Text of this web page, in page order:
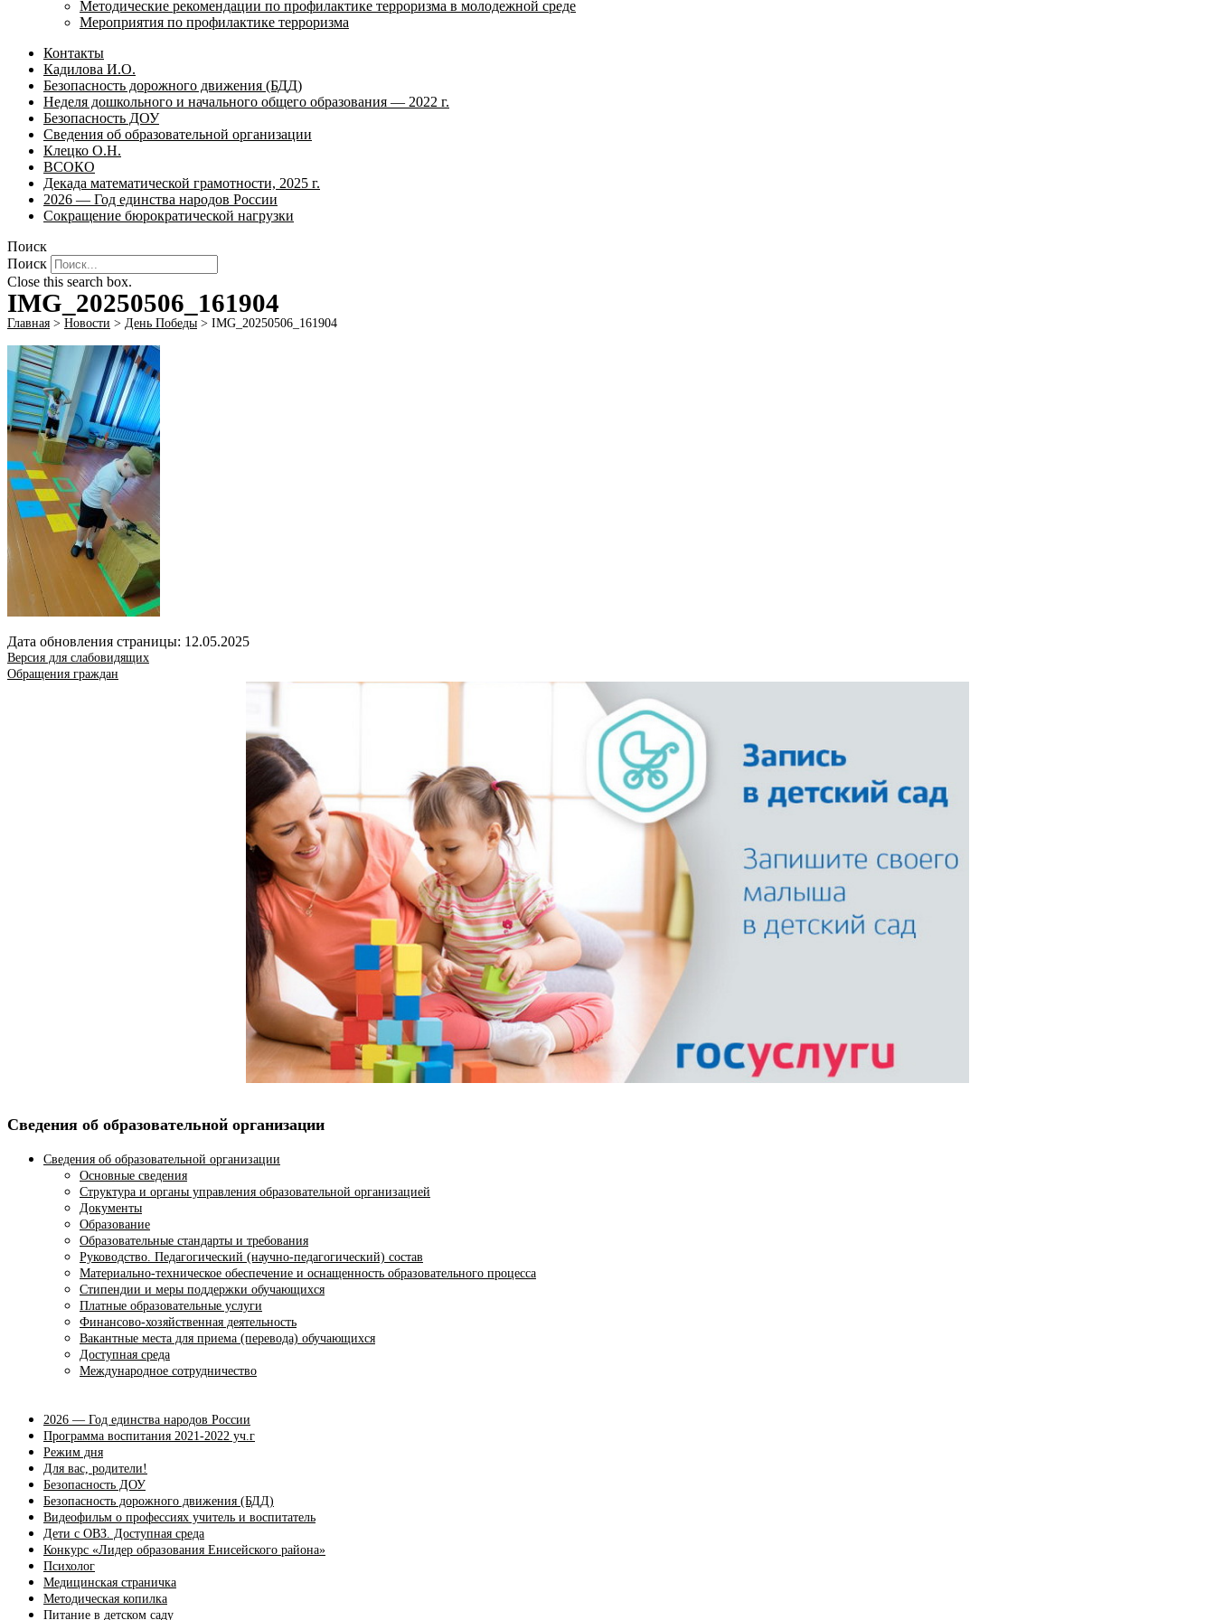
Методические рекомендации по профилактике терроризма в молодежной среде
Мероприятия по профилактике терроризма
Контакты
Кадилова И.О.
Безопасность дорожного движения (БДД)
Неделя дошкольного и начального общего образования — 2022 г.
Безопасность ДОУ
Сведения об образовательной организации
Клецко О.Н.
ВСОКО
Декада математической грамотности, 2025 г.
2026 — Год единства народов России
Сокращение бюрократической нагрузки
Поиск
Поиск
Close this search box.
IMG_20250506_161904
Главная > Новости > День Победы > IMG_20250506_161904
Дата обновления страницы: 12.05.2025
Версия для слабовидящих
Обращения граждан
Сведения об образовательной организации
Сведения об образовательной организации
Основные сведения
Структура и органы управления образовательной организацией
Документы
Образование
Образовательные стандарты и требования
Руководство. Педагогический (научно-педагогический) состав
Материально-техническое обеспечение и оснащенность образовательного процесса
Стипендии и меры поддержки обучающихся
Платные образовательные услуги
Финансово-хозяйственная деятельность
Вакантные места для приема (перевода) обучающихся
Доступная среда
Международное сотрудничество
2026 — Год единства народов России
Программа воспитания 2021-2022 уч.г
Режим дня
Для вас, родители!
Безопасность ДОУ
Безопасность дорожного движения (БДД)
Видеофильм о профессиях учитель и воспитатель
Дети с ОВЗ. Доступная среда
Конкурс «Лидер образования Енисейского района»
Психолог
Медицинская страничка
Методическая копилка
Питание в детском саду